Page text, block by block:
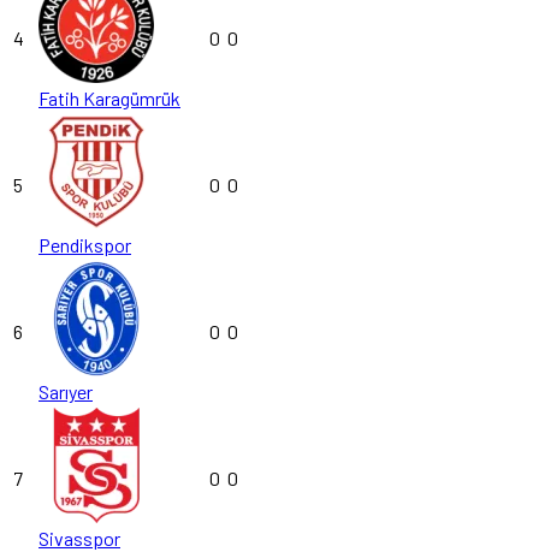
4
Fatih Karagümrük
0 0
5
Pendikspor
0 0
6
Sarıyer
0 0
7
Sivasspor
0 0